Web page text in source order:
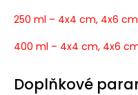
250 ml – 4x4 cm, 4x6
400 ml – 4x4 cm, 4x6
Doplňkové